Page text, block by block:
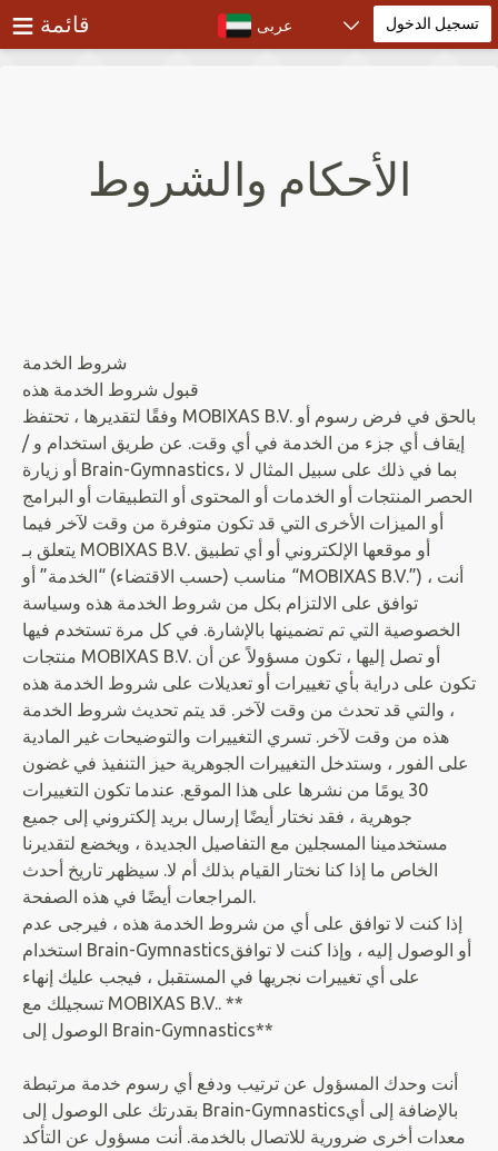
≡ قائمة عربى تسجيل الدخول
الأحكام والشروط
شروط الخدمة
قبول شروط الخدمة هذه
وفقًا لتقديرها ، تحتفظ MOBIXAS B.V. بالحق في فرض رسوم أو
إيقاف أي جزء من الخدمة في أي وقت. عن طريق استخدام و /
أو زيارة Brain-Gymnastics، بما في ذلك على سبيل المثال لا
الحصر المنتجات أو الخدمات أو المحتوى أو التطبيقات أو البرامج
أو الميزات الأخرى التي قد تكون متوفرة من وقت لآخر فيما
يتعلق بـ MOBIXAS B.V. أو موقعها الإلكتروني أو أي تطبيق
مناسب (حسب الاقتضاء) “الخدمة” أو “MOBIXAS B.V.”) ، أنت
توافق على الالتزام بكل من شروط الخدمة هذه وسياسة
الخصوصية التي تم تضمينها بالإشارة. في كل مرة تستخدم فيها
منتجات MOBIXAS B.V. أو تصل إليها ، تكون مسؤولاً عن أن
تكون على دراية بأي تغييرات أو تعديلات على شروط الخدمة هذه
، والتي قد تحدث من وقت لآخر. قد يتم تحديث شروط الخدمة
هذه من وقت لآخر. تسري التغييرات والتوضيحات غير المادية
على الفور ، وستدخل التغييرات الجوهرية حيز التنفيذ في غضون
30 يومًا من نشرها على هذا الموقع. عندما تكون التغييرات
جوهرية ، فقد نختار أيضًا إرسال بريد إلكتروني إلى جميع
مستخدمينا المسجلين مع التفاصيل الجديدة ، ويخضع لتقديرنا
الخاص ما إذا كنا نختار القيام بذلك أم لا. سيظهر تاريخ أحدث
المراجعات أيضًا في هذه الصفحة.
إذا كنت لا توافق على أي من شروط الخدمة هذه ، فيرجى عدم
استخدام Brain-Gymnasticsأو الوصول إليه ، وإذا كنت لا توافق
على أي تغييرات نجريها في المستقبل ، فيجب عليك إنهاء
تسجيلك مع MOBIXAS B.V.. **
الوصول إلى Brain-Gymnastics**
أنت وحدك المسؤول عن ترتيب ودفع أي رسوم خدمة مرتبطة
بقدرتك على الوصول إلى Brain-Gymnasticsبالإضافة إلى أي
معدات أخرى ضرورية للاتصال بالخدمة. أنت مسؤول عن التأكد